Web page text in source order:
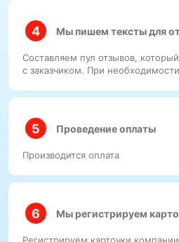
Мы пишем тексты для
Составляем пул отзывов,
с заказчиком. При
Проведение оплаты
Производится оплата
Мы регистрируем